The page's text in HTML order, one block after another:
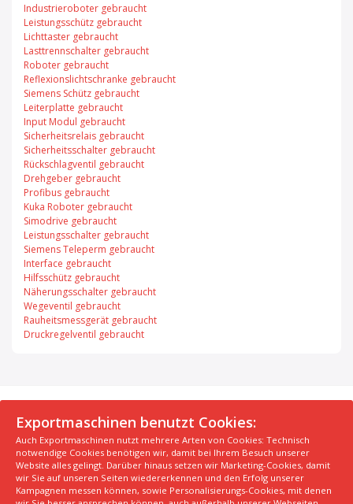
Industrieroboter gebraucht
Leistungsschütz gebraucht
Lichttaster gebraucht
Lasttrennschalter gebraucht
Roboter gebraucht
Reflexionslichtschranke gebraucht
Siemens Schütz gebraucht
Leiterplatte gebraucht
Input Modul gebraucht
Sicherheitsrelais gebraucht
Sicherheitsschalter gebraucht
Rückschlagventil gebraucht
Drehgeber gebraucht
Profibus gebraucht
Kuka Roboter gebraucht
Simodrive gebraucht
Leistungsschalter gebraucht
Siemens Teleperm gebraucht
Interface gebraucht
Hilfsschütz gebraucht
Näherungsschalter gebraucht
Wegeventil gebraucht
Rauheitsmessgerät gebraucht
Druckregelventil gebraucht
© 2026 Exportmaschinen.de
Über uns
AGB Datenschutzerklärung
FAQ
Impressum
Hersteller
Unsere Top Maschinen #1
Unsere Top Maschinen #2
Unsere Top Maschinen #3
Exportmaschinen benutzt Cookies:
Auch Exportmaschinen nutzt mehrere Arten von Cookies: Technisch
notwendige Cookies benötigen wir, damit bei Ihrem Besuch unserer
Website alles gelingt. Darüber hinaus setzen wir Marketing-Cookies, damit
wir Sie auf unseren Seiten wiedererkennen und den Erfolg unserer
Kampagnen messen können, sowie Personalisierungs-Cookies, mit denen